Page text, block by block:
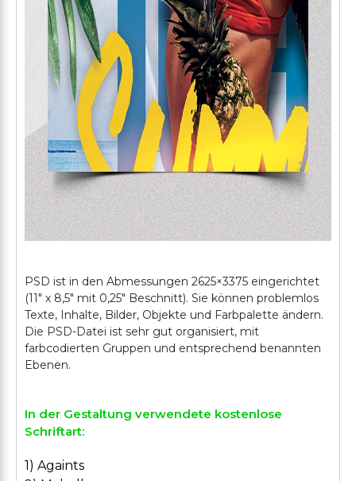
PSD ist in den Abmessungen 2625×3375 eingerichtet
(11" х 8,5" mit 0,25" Beschnitt). Sie können problemlos
Texte, Inhalte, Bilder, Objekte und Farbpalette ändern.
Die PSD-Datei ist sehr gut organisiert, mit
farbcodierten Gruppen und entsprechend benannten
In der Gestaltung verwendete kostenlose
Schriftart:
1) Againts